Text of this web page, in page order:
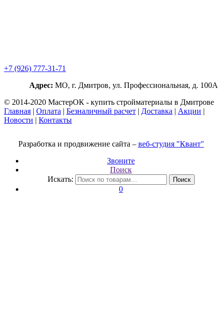
+7 (926) 777-31-71
Адрес: МО, г. Дмитров, ул. Профессиональная, д. 100А
© 2014-2020 МастерОК - купить стройматериалы в Дмитрове
Главная | Оплата | Безналичный расчет | Доставка | Акции |
Новости | Контакты
Разработка и продвижение сайта – веб-студия "Квант"
Звоните
Поиск
Искать:
Поиск
0